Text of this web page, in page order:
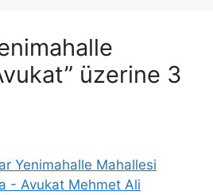
üzerine 3
Yenimahalle Mahallesi
- Avukat Mehmet Ali